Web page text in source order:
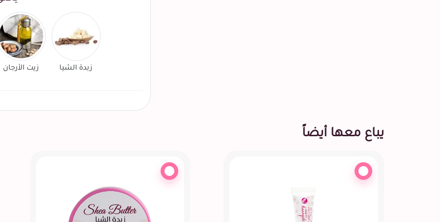
زبدة الشيا زيت الأرجان
يباع معها أيضاً